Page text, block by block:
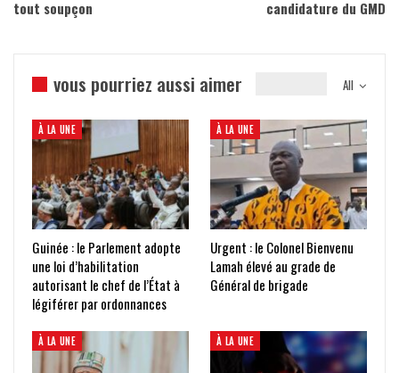
tout soupçon candidature du GMD
All
vous pourriez aussi aimer
À LA UNE
Guinée : le Parlement adopte
une loi d’habilitation
autorisant le chef de l’État à
légiférer par ordonnances
À LA UNE
Urgent : le Colonel Bienvenu
Lamah élevé au grade de
Général de brigade
À LA UNE À LA UNE